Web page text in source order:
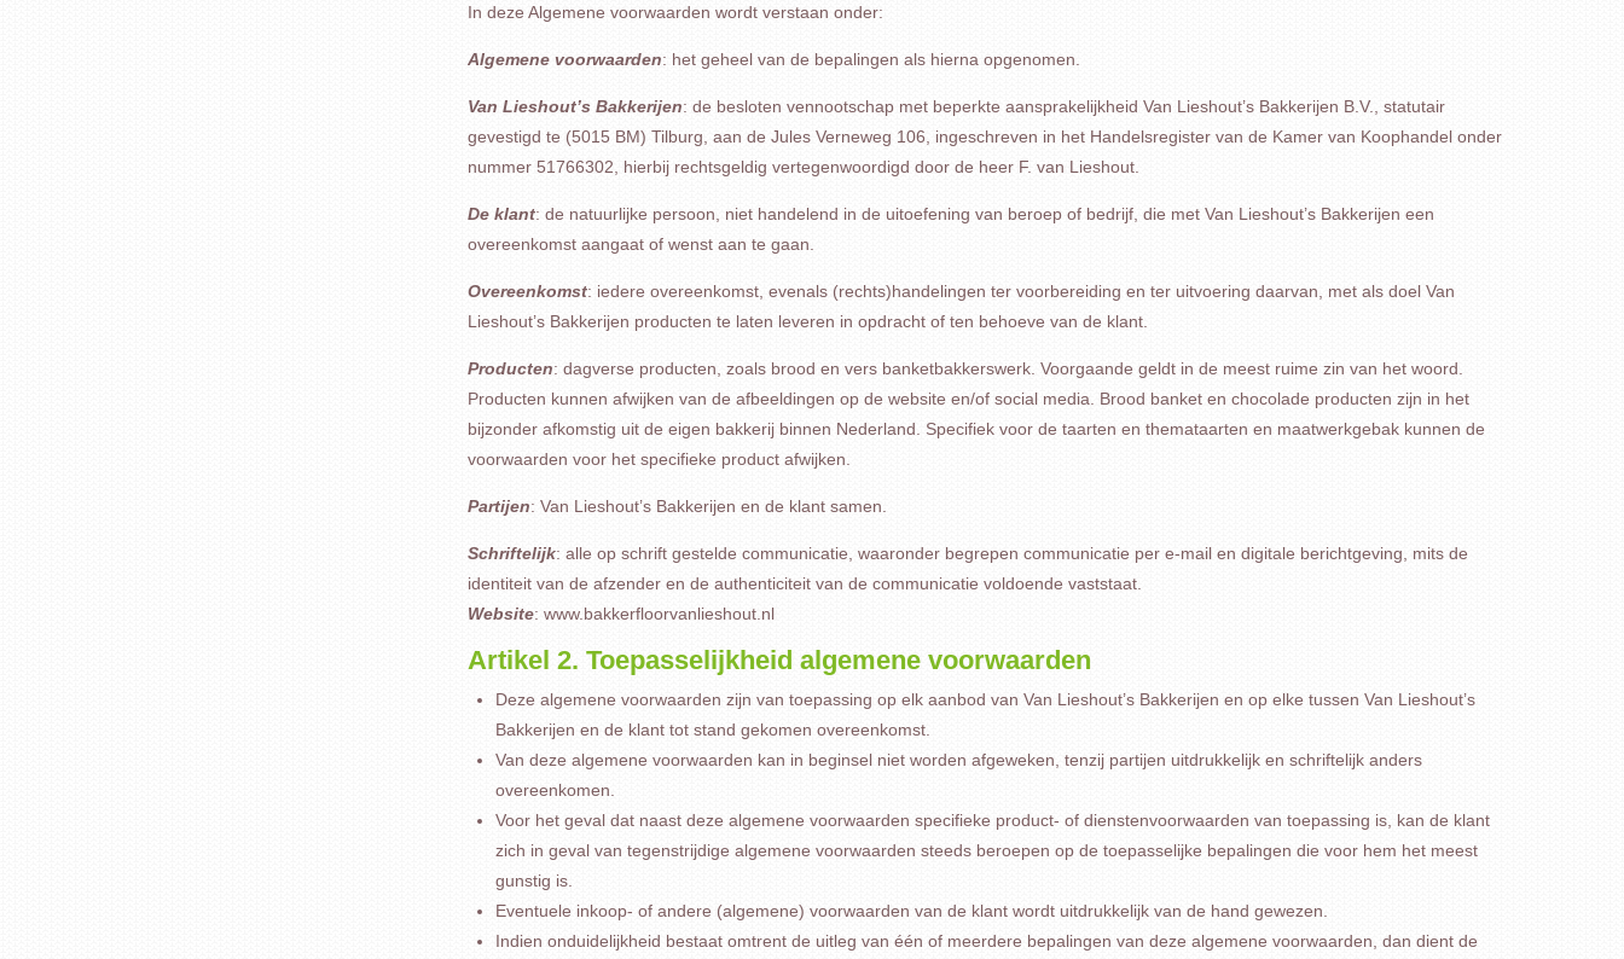
In deze Algemene voorwaarden wordt verstaan onder:
Algemene voorwaarden: het geheel van de bepalingen als hierna opgenomen.
Van Lieshout’s Bakkerijen: de besloten vennootschap met beperkte aansprakelijkheid Van Lieshout’s Bakkerijen B.V., statutair
gevestigd te (5015 BM) Tilburg, aan de Jules Verneweg 106, ingeschreven in het Handelsregister van de Kamer van Koophandel onder
nummer 51766302, hierbij rechtsgeldig vertegenwoordigd door de heer F. van Lieshout.
De klant: de natuurlijke persoon, niet handelend in de uitoefening van beroep of bedrijf, die met Van Lieshout’s Bakkerijen een
overeenkomst aangaat of wenst aan te gaan.
Overeenkomst: iedere overeenkomst, evenals (rechts)handelingen ter voorbereiding en ter uitvoering daarvan, met als doel Van
Lieshout’s Bakkerijen producten te laten leveren in opdracht of ten behoeve van de klant.
Producten: dagverse producten, zoals brood en vers banketbakkerswerk. Voorgaande geldt in de meest ruime zin van het woord.
Producten kunnen afwijken van de afbeeldingen op de website en/of social media. Brood banket en chocolade producten zijn in het
bijzonder afkomstig uit de eigen bakkerij binnen Nederland. Specifiek voor de taarten en themataarten en maatwerkgebak kunnen de
voorwaarden voor het specifieke product afwijken.
Partijen: Van Lieshout’s Bakkerijen en de klant samen.
Schriftelijk: alle op schrift gestelde communicatie, waaronder begrepen communicatie per e-mail en digitale berichtgeving, mits de
identiteit van de afzender en de authenticiteit van de communicatie voldoende vaststaat.
Website: www.bakkerfloorvanlieshout.nl
Artikel 2. Toepasselijkheid algemene voorwaarden
Deze algemene voorwaarden zijn van toepassing op elk aanbod van Van Lieshout’s Bakkerijen en op elke tussen Van Lieshout’s
Bakkerijen en de klant tot stand gekomen overeenkomst.
Van deze algemene voorwaarden kan in beginsel niet worden afgeweken, tenzij partijen uitdrukkelijk en schriftelijk anders
overeenkomen.
Voor het geval dat naast deze algemene voorwaarden specifieke product- of dienstenvoorwaarden van toepassing is, kan de klant
zich in geval van tegenstrijdige algemene voorwaarden steeds beroepen op de toepasselijke bepalingen die voor hem het meest
gunstig is.
Eventuele inkoop- of andere (algemene) voorwaarden van de klant wordt uitdrukkelijk van de hand gewezen.
Indien onduidelijkheid bestaat omtrent de uitleg van één of meerdere bepalingen van deze algemene voorwaarden, dan dient de